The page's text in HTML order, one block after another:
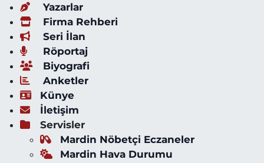
Yazarlar
Firma Rehberi
Seri İlan
Röportaj
Biyografi
Anketler
Künye
İletişim
Servisler
Mardin Nöbetçi Eczaneler
Mardin Hava Durumu